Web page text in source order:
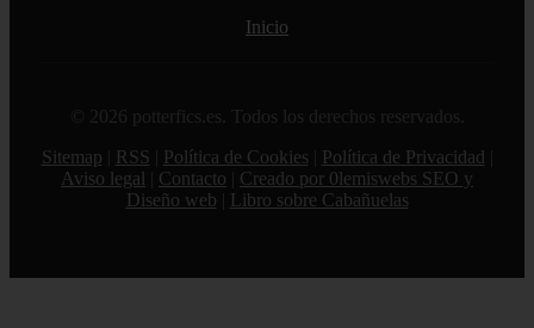
Inicio
© 2026 potterfics.es. Todos los derechos reservados.
Sitemap
RSS Política de Cookies Política de Privacidad
Aviso legal
Contacto
Creado por 0lemiswebs SEO y
Diseño web
Libro sobre Cabañuelas